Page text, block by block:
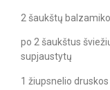
2 šaukštų
po 2 šaukštus
supjaustytų
1 žiupsnelio